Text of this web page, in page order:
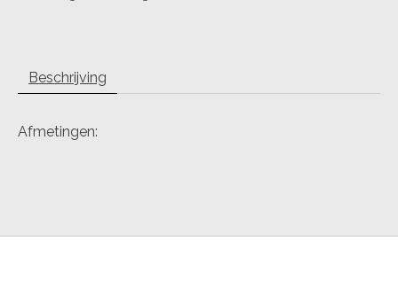
Beschrijving
Afmetingen: